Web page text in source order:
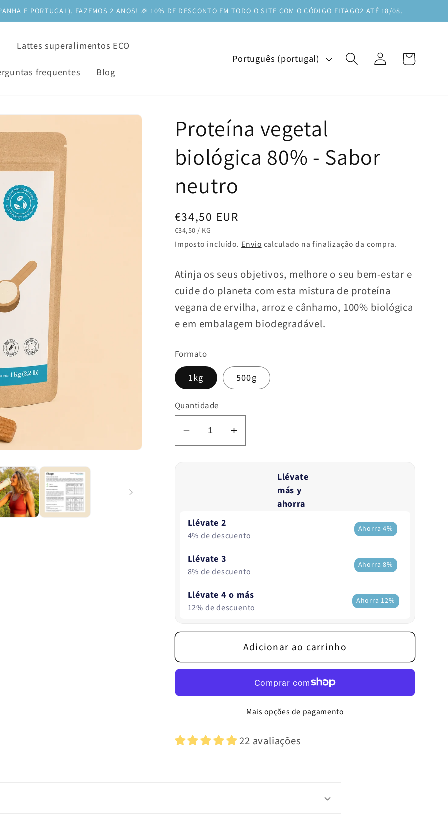
E PORTUGAL). FAZEMOS 2 ANOS! 🎉 10% DE DESCONTO EM TODO O SITE COM O CÓDIGO FITAGO2 ATÉ 18/08.
Lattes superalimentos ECO
frequentes Blog
m
a
Português (portugal)
Iniciar
sessão
Carrinho
Proteína vegetal
biológica 80% - Sabor
neutro
Preço
normal
€34,50 EUR
PREÇO
€34,50 / POR
KG
Imposto incluído. Envio calculado na finalização da compra.
Atinja os seus objetivos, melhore o seu bem-estar e
cuide do planeta com esta mistura de proteína
vegana de ervilha, arroz e cânhamo, 100% biológica
e em embalagem biodegradável.
Formato
1kg 500g
Quantidade
Diminuir
a
biológica
80%
Sabor
neutro
Aumentar
a
80%
neutro
Llévate
más y
ahorra
Llévate 2
4% de descuento
Ahorra 4%
Llévate 3
8% de descuento
Ahorra 8%
Llévate 4 o más
12% de descuento
Ahorra 12%
Adicionar ao carrinho
Mais opções de pagamento
22 avaliações